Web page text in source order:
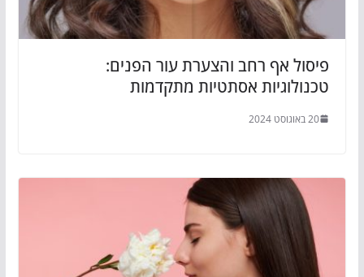
פיסול אף רחב והצערת עור הפנים:
טכנולוגיות אסתטיות מתקדמות
20 באוגוסט 2024